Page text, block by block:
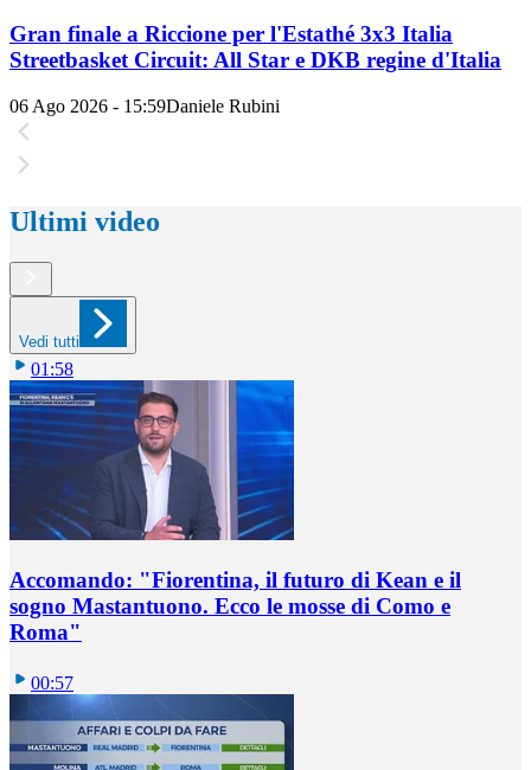
Gran finale a Riccione per l'Estathé 3x3 Italia
Streetbasket Circuit: All Star e DKB regine d'Italia
06 Ago 2026 - 15:59Daniele Rubini
Ultimi video
Vedi tutti
01:58
Accomando: "Fiorentina, il futuro di Kean e il
sogno Mastantuono. Ecco le mosse di Como e
Roma"
00:57